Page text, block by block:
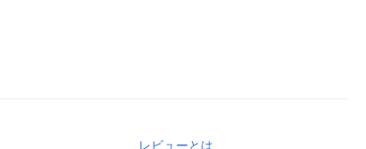
レビューとは